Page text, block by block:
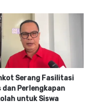
Serang Fasilitasi
dan Perlengkapan
untuk Siswa